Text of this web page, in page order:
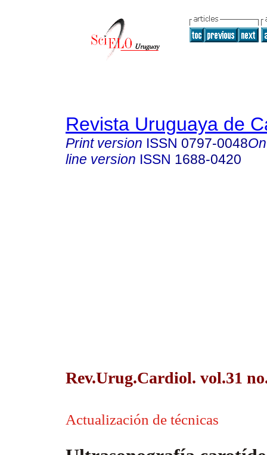
Revista Uruguaya de
Print version ISSN 0797-0048
line version ISSN 1688-0420
Rev.Urug.Cardiol. vol.31
Actualización de técnicas